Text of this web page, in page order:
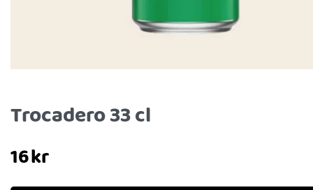
Trocadero 33 cl
16kr